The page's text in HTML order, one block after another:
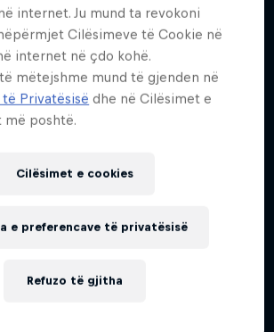
internet. Ju mund ta revokoni
Cilësimeve të Cookie në
internet në çdo kohë.
mëtejshme mund të gjenden në
Privatësisë dhe në Cilësimet e
më poshtë.
Cilësimet e cookies
Refuzo të gjitha
e preferencave të privatësisë